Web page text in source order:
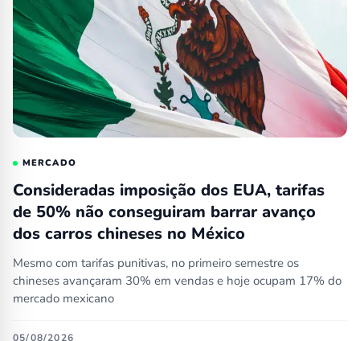
MERCADO
Consideradas imposição dos EUA, tarifas
de 50% não conseguiram barrar avanço
dos carros chineses no México
Mesmo com tarifas punitivas, no primeiro semestre os
chineses avançaram 30% em vendas e hoje ocupam 17% do
mercado mexicano
05/08/2026